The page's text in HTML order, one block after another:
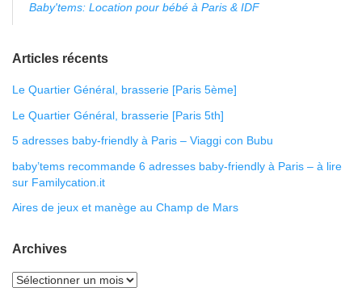
Baby'tems: Location pour bébé à Paris & IDF
Articles récents
Le Quartier Général, brasserie [Paris 5ème]
Le Quartier Général, brasserie [Paris 5th]
5 adresses baby-friendly à Paris – Viaggi con Bubu
baby’tems recommande 6 adresses baby-friendly à Paris – à lire
sur Familycation.it
Aires de jeux et manège au Champ de Mars
Archives